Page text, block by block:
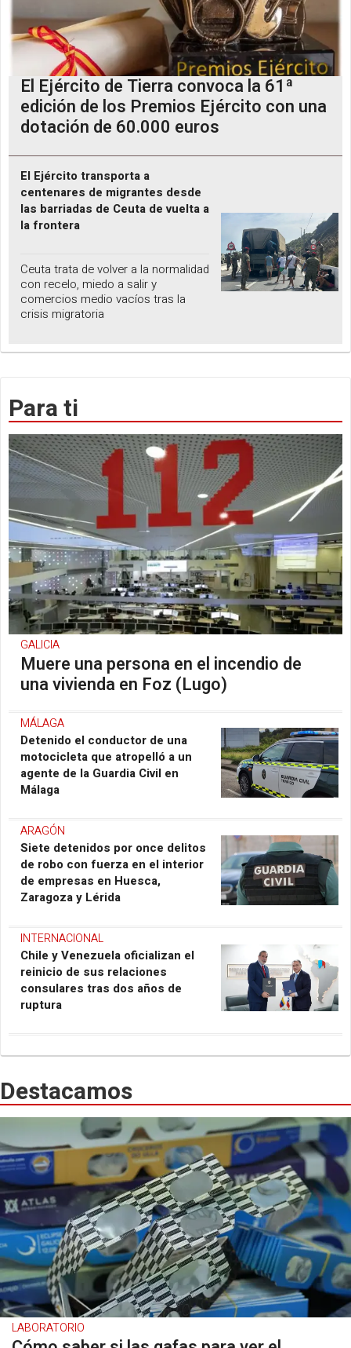
El Ejército de Tierra convoca la 61ª
edición de los Premios Ejército con una
dotación de 60.000 euros
El Ejército transporta a
centenares de migrantes desde
las barriadas de Ceuta de vuelta a
la frontera
Ceuta trata de volver a la normalidad
con recelo, miedo a salir y
comercios medio vacíos tras la
crisis migratoria
Para ti
GALICIA
Muere una persona en el incendio de
una vivienda en Foz (Lugo)
MÁLAGA
Detenido el conductor de una
motocicleta que atropelló a un
agente de la Guardia Civil en
Málaga
ARAGÓN
Siete detenidos por once delitos
de robo con fuerza en el interior
de empresas en Huesca,
Zaragoza y Lérida
INTERNACIONAL
Chile y Venezuela oficializan el
reinicio de sus relaciones
consulares tras dos años de
ruptura
Destacamos
LABORATORIO